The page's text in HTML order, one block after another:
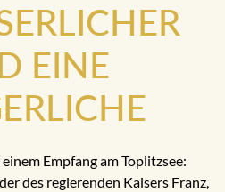
EINE
Empfang am Toplitzsee:
des regierenden Kaisers Franz,